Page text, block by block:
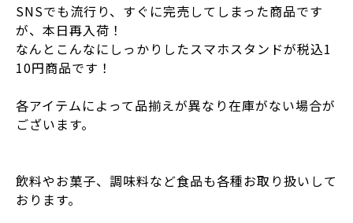
SNSでも流行り、すぐに完売してしまった商品です
が、本日再入荷！
なんとこんなにしっかりしたスマホスタンドが税込1
10円商品です！
各アイテムによって品揃えが異なり在庫がない場合が
ございます。
飲料やお菓子、調味料など食品も各種お取り扱いして
おります。